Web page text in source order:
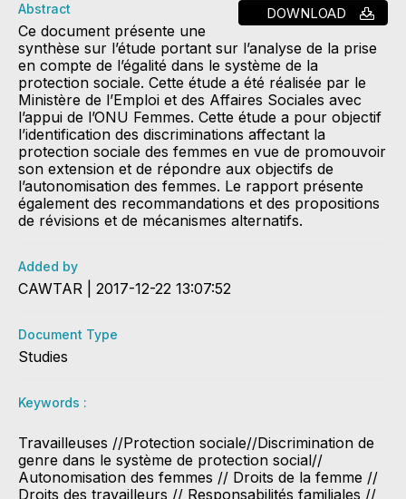
DOWNLOAD
Abstract
Ce document présente une
synthèse sur l’étude portant sur l’analyse de la prise
en compte de l’égalité dans le système de la
protection sociale. Cette étude a été réalisée par le
Ministère de l’Emploi et des Affaires Sociales avec
l’appui de l’ONU Femmes. Cette étude a pour objectif
l’identification des discriminations affectant la
protection sociale des femmes en vue de promouvoir
son extension et de répondre aux objectifs de
l’autonomisation des femmes. Le rapport présente
également des recommandations et des propositions
de révisions et de mécanismes alternatifs.
Added by
CAWTAR | 2017-12-22 13:07:52
Document Type
Studies
Keywords :
Travailleuses //Protection sociale//Discrimination de
genre dans le système de protection social//
Autonomisation des femmes // Droits de la femme //
Droits des travailleurs // Responsabilités familiales //